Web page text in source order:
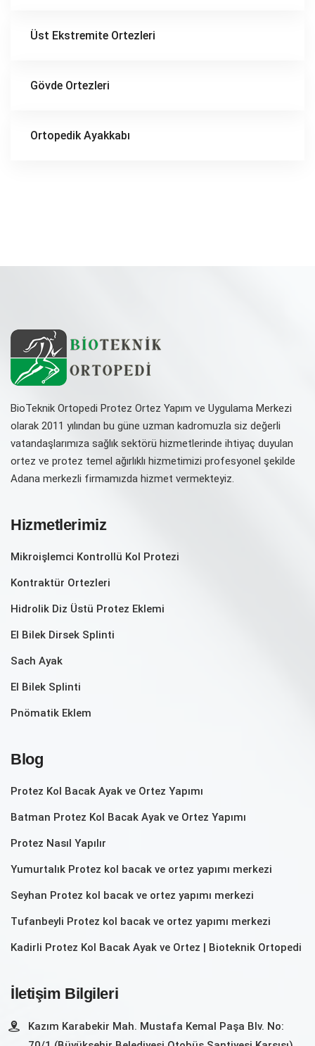
Üst Ekstremite Ortezleri
Gövde Ortezleri
Ortopedik Ayakkabı
BioTeknik Ortopedi Protez Ortez Yapım ve Uygulama Merkezi
olarak 2011 yılından bu güne uzman kadromuzla siz değerli
vatandaşlarımıza sağlık sektörü hizmetlerinde ihtiyaç duyulan
ortez ve protez temel ağırlıklı hizmetimizi profesyonel şekilde
Adana merkezli firmamızda hizmet vermekteyiz.
Hizmetlerimiz
Mikroişlemci Kontrollü Kol Protezi
Kontraktür Ortezleri
Hidrolik Diz Üstü Protez Eklemi
El Bilek Dirsek Splinti
Sach Ayak
El Bilek Splinti
Pnömatik Eklem
Blog
Protez Kol Bacak Ayak ve Ortez Yapımı
Batman Protez Kol Bacak Ayak ve Ortez Yapımı
Protez Nasıl Yapılır
Yumurtalık‎ Protez kol bacak ve ortez yapımı merkezi
Seyhan Protez kol bacak ve ortez yapımı merkezi
Tufanbeyli‎ Protez kol bacak ve ortez yapımı merkezi
Kadirli Protez Kol Bacak Ayak ve Ortez | Bioteknik Ortopedi
İletişim Bilgileri
Kazım Karabekir Mah. Mustafa Kemal Paşa Blv. No: